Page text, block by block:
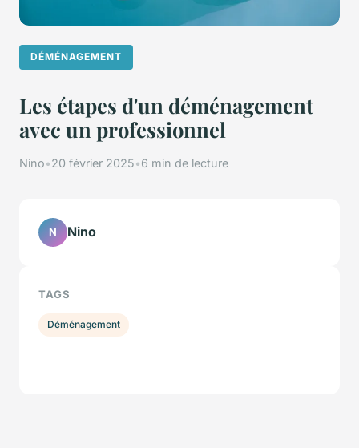
DÉMÉNAGEMENT
Les étapes d'un déménagement
avec un professionnel
Nino•20 février 2025•6 min de lecture
N Nino
TAGS
Déménagement